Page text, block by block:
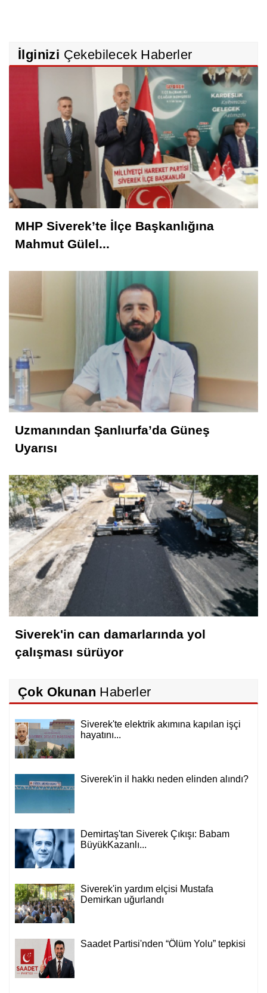
İlginizi Çekebilecek Haberler
MHP Siverek’te İlçe Başkanlığına
Mahmut Gülel...
Uzmanından Şanlıurfa’da Güneş
Uyarısı
Siverek'in can damarlarında yol
çalışması sürüyor
Çok Okunan Haberler
Siverek'te elektrik akımına kapılan işçi
hayatını...
Siverek'in il hakkı neden elinden alındı?
Demirtaş'tan Siverek Çıkışı: Babam
BüyükKazanlı...
Siverek'in yardım elçisi Mustafa
Demirkan uğurlandı
Saadet Partisi'nden “Ölüm Yolu” tepkisi